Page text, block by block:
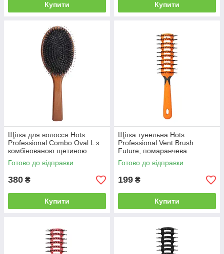
Купити Купити
Щітка для волосся Hots
Professional Combo Oval L з
комбінованою щетиною
(HP9216)
Готово до відправки
380 ₴
Купити
Щітка тунельна Hots
Professional Vent Brush
Future, помаранчева
(HP9215-OG)
Готово до відправки
199 ₴
Купити